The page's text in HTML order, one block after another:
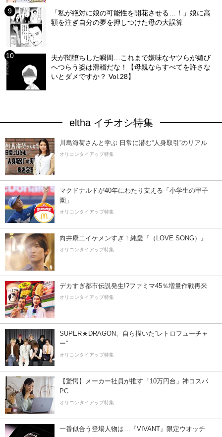
「私が絶対に娘の可能性を開花させる…！」娘に高
額を注ぎ自分の夢を押しつけた母の大誤算
夫が闇堕ちした瞬間…これまで嫌味なヤツらが媚び
へつらう姿は滑稽だな！【母親ならすべてを許さな
いとダメですか？ Vol.28】
eltha イチオシ特集
川島海荷さんと学ぶ 日常に潜む“人身取引”のリアル
オリコンタイアップ特集
マクドナルドが40年にわたり支える「小学生の甲子
園」
オリコンタイアップ特集
向井康二イケメンすぎ！純愛『（LOVE SONG）』
オリコンタイアップ特集
デカすぎ都市伝説発生!?ファミマ45％増量作戦再来
オリコンタイアップ特集
SUPER★DRAGON、自ら描いた”レトロフューチャ
ー”
オリコンタイアップ特集
【驚愕】メーカー社員が推す「10万円台」神コスパ
PC
オリコンタイアップ特集
一番似合う登場人物は…『VIVANT』限定ウオッチ